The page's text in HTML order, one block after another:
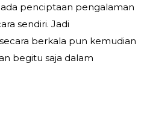
penciptaan pengalaman
sendiri. Jadi
berkala pun kemudian
begitu saja dalam